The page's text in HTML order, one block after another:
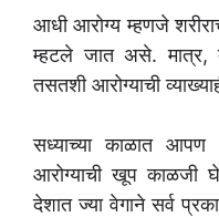
आधी आरोग्य म्हणजे
म्हटले जात असे. मात्र,
तसतशी आरोग्याची
सध्याच्या काळात आपण
आरोग्याची खूप काळजी
देशात ज्या वेगाने सर्व